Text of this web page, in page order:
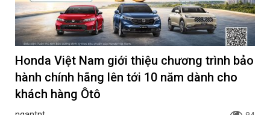
Honda Việt Nam giới thiệu chương trình bảo
hành chính hãng lên tới 10 năm dành cho
khách hàng Ôtô